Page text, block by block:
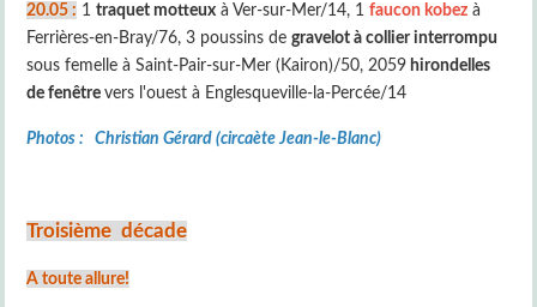
20.05 : 1traquet motteux à Ver-sur-Mer/14, 1faucon kobez à
Ferrières-en-Bray/76, 3 poussins degravelot à collier interrompu
sous femelle à Saint-Pair-sur-Mer (Kairon)/50, 2059 hirondelles
de fenêtrevers l'ouest à Englesqueville-la-Percée/14
Photos : Christian Gérard (circaète Jean-le-Blanc)
Troisième décade
A toute allure!